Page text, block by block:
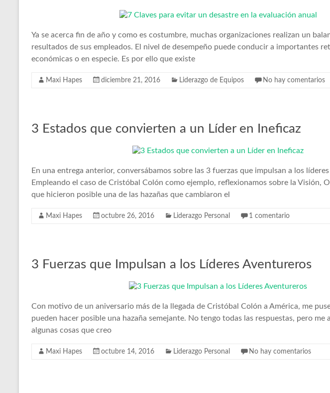
Ya se acerca fin de año y como es costumbre, muchas organizaciones realizan un
resultados de sus empleados. El nivel de desempeño puede conducir a importantes
económicas o en especie. Es por ello que existe
Maxi Hapes diciembre 21, 2016 Liderazgo de Equipos No hay comentarios
3 Estados que convierten a un Líder en Ineficaz
En una entrega anterior, conversábamos sobre las 3 fuerzas que impulsan a los
Empleando el caso de Cristóbal Colón como ejemplo, reflexionamos sobre la Visión,
que hicieron posible una de las hazañas que cambiaron el
Maxi Hapes octubre 26, 2016 Liderazgo Personal 1 comentario
3 Fuerzas que Impulsan a los Líderes Aventureros
Con motivo de un aniversario más de la llegada de Cristóbal Colón a América, me
pueden hacer posible una hazaña semejante. No tengo todas las respuestas, pero me
algunas cosas que creo
Maxi Hapes octubre 14, 2016 Liderazgo Personal No hay comentarios